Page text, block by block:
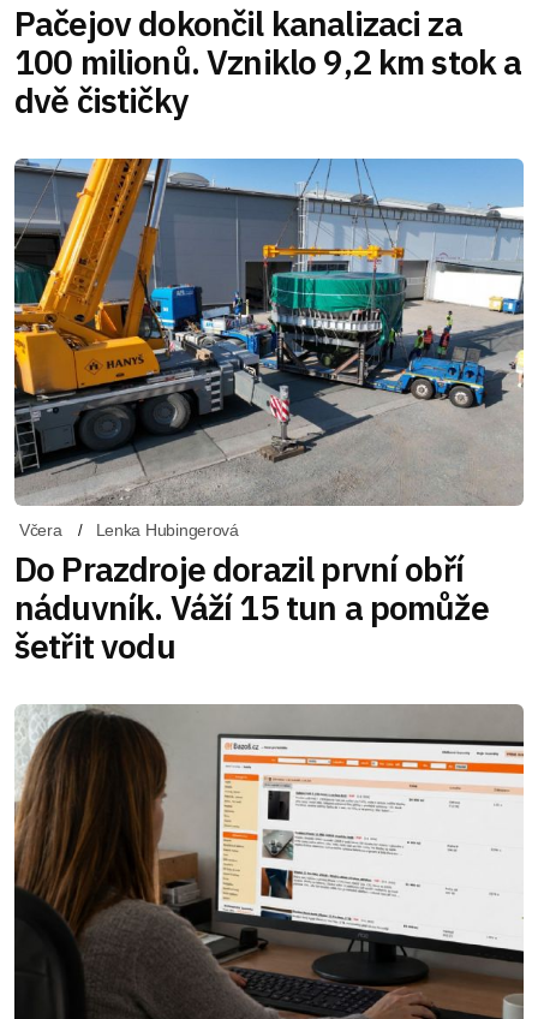
Pačejov dokončil kanalizaci za
100 milionů. Vzniklo 9,2 km stok a
dvě čističky
Včera Lenka Hubingerová
Do Prazdroje dorazil první obří
náduvník. Váží 15 tun a pomůže
šetřit vodu